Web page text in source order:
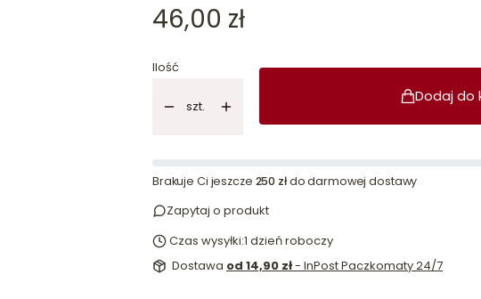
Cena
46,00 zł
Ilość
szt.
Dodaj do
Brakuje Ci jeszcze 250 złdo darmowej dostawy
Zapytaj o produkt
Czas wysyłki:1 dzień roboczy
Dostawa od 14,90 zł- InPost Paczkomaty 24/7